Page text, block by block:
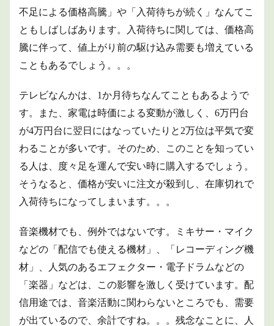
不足による価格高騰」や「入荷待ちが続く」なんてこ
ともしばしばあります。入荷待ちに関しては、価格高
騰に伴って、値上がり前の駆け込み需要も増えている
こともあるでしょう。。。
テレビなんかは、1か月待ちなんてこともあるようで
す。また、家電は時価による変動が激しく、6万円台
が4万円台に翌日にはなっていたりと2万位は平気で変
わることが多いです。そのため、このことを知ってい
る人は、度々足を運んで安い時に購入するでしょう。
そうなると、価格が安いに注文が殺到し、在庫切れで
入荷待ちになってしまいます。。。
音楽機材でも、例外ではないです。ミキサー・マイク
などの「配信でも使える機材」、「レコーディング機
材」、人気のあるエフェクター・電子ドラムなどの
「楽器」などは、この影響を激しく受けています。配
信用途では、音楽活動に関わらないところでも、需要
が出ているので、余計ですね。。。 残念なことに、人